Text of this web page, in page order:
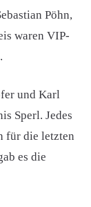
Pöhn,
waren VIP-
und Karl
Sperl. Jedes
für die letzten
es die